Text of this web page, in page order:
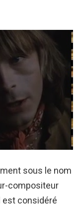
sous le nom
compositeur
est considéré